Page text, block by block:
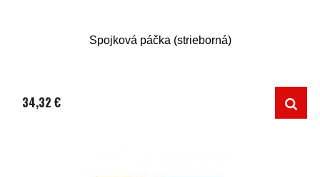
Spojková páčka (strieborná)
34,32 €